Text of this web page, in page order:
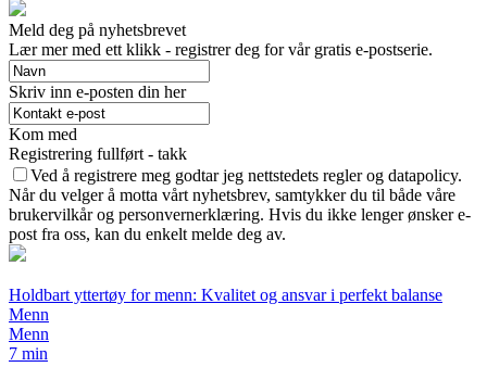
Meld deg på nyhetsbrevet
Lær mer med ett klikk - registrer deg for vår gratis e-postserie.
Skriv inn e-posten din her
Kom med
Registrering fullført - takk
Ved å registrere meg godtar jeg nettstedets regler og datapolicy.
Når du velger å motta vårt nyhetsbrev, samtykker du til både våre
brukervilkår og personvernerklæring. Hvis du ikke lenger ønsker e-
post fra oss, kan du enkelt melde deg av.
Holdbart yttertøy for menn: Kvalitet og ansvar i perfekt balanse
Menn
Menn
7 min